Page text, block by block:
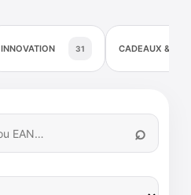
INNOVATION 31 CADEAUX &
⌕